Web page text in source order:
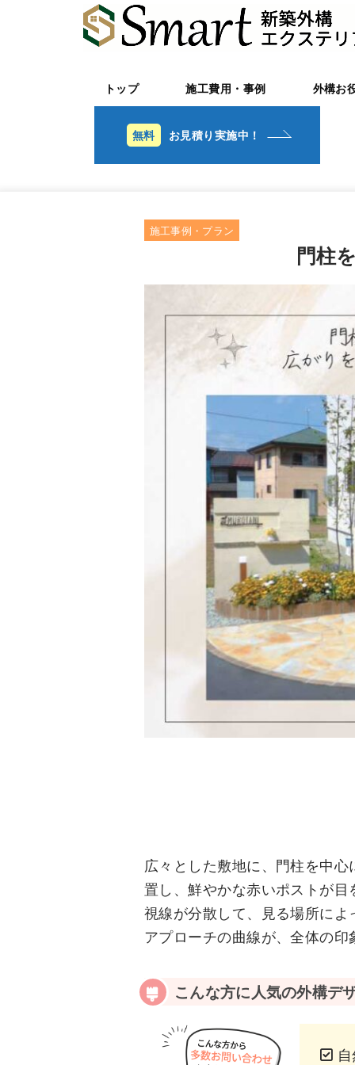
トップ 施工費用・事例 外構お
お見積り実施中！
施工事例・プラン
門柱
広々とした敷地に、門柱を中
置し、鮮やかな赤いポストが目
視線が分散して、見る場所に
アプローチの曲線が、全体の
こんな方に人気の外構デ